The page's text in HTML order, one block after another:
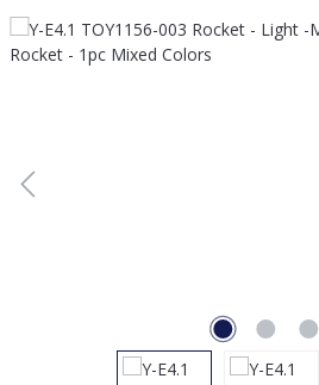
Afbeeldingengalerij overslaan